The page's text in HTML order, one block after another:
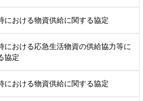
における物資供給に関する協定
における応急生活物資の供給協力等に
協定
における物資供給に関する協定